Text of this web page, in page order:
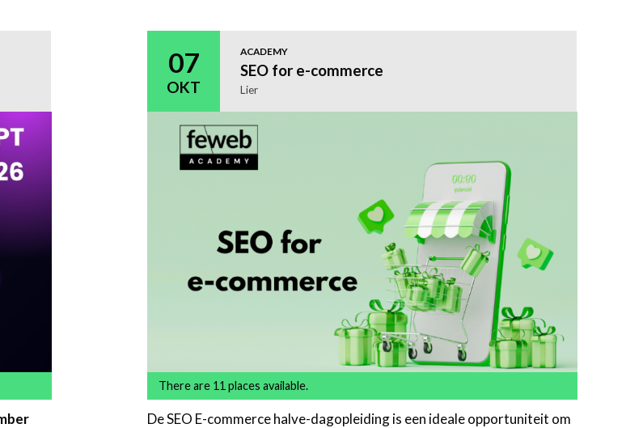
07
OKT
ACADEMY
SEO for e-commerce
Lier
There are 11 places available.
De SEO E-commerce halve-dagopleiding is een ideale opportuniteit om